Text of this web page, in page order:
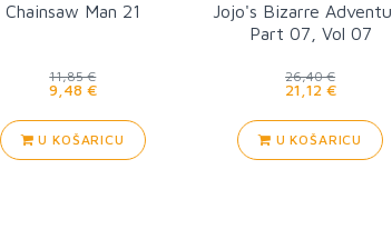
Chainsaw Man 21
11,85 €
9,48 €
U KOŠARICU
Jojo's Bizarre
Part 07, Vol 07
26,40 €
21,12 €
U KOŠARICU